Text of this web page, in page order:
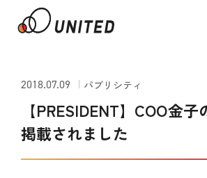
2018.07.09 パブリシティ
【PRESIDENT】COO金
掲載されました